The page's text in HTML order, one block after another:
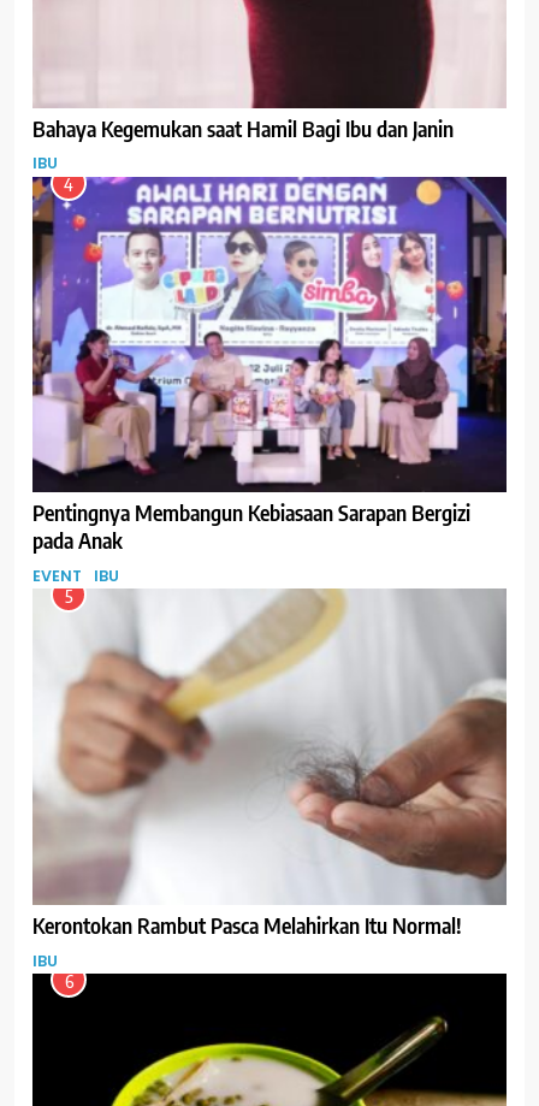
Bahaya Kegemukan saat Hamil Bagi Ibu dan Janin
IBU
4
Pentingnya Membangun Kebiasaan Sarapan Bergizi
pada Anak
EVENT IBU
5
Kerontokan Rambut Pasca Melahirkan Itu Normal!
IBU
6